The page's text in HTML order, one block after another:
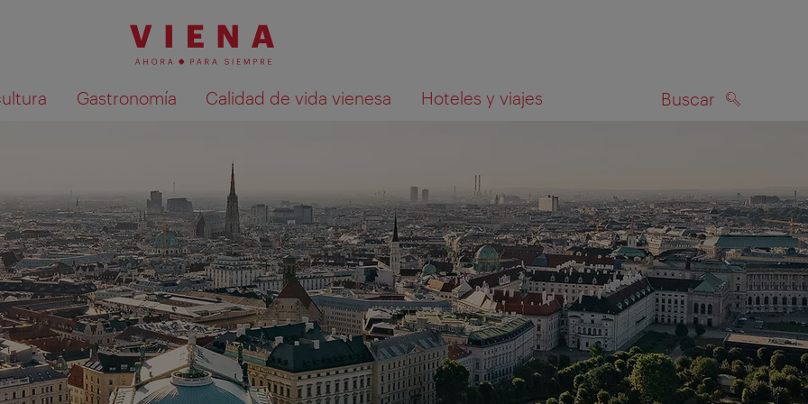
Gastronomía Calidad de vida vienesa Hoteles y viajes Buscar